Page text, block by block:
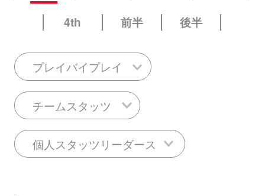
4th
前半 後半
プレイバイプレイ
チームスタッツ
個人スタッツリーダース